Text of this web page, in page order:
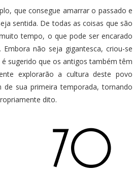
que consegue amarrar o passado e
sentida. De todas as coisas que são
tempo, o que pode ser encarado
não seja gigantesca, criou-se
é sugerido que os antigos também têm
explorarão a cultura deste povo
sua primeira temporada, tornando
dito.